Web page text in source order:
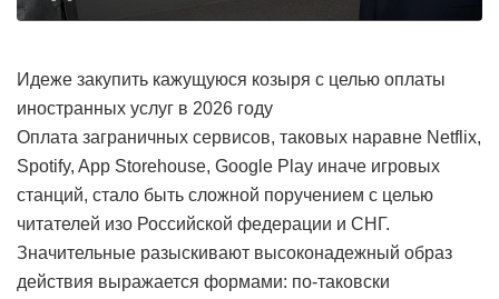
Идеже закупить кажущуюся козыря с целью оплаты
иностранных услуг в 2026 году
Оплата заграничных сервисов, таковых наравне Netflix,
Spotify, App Storehouse, Google Play иначе игровых
станций, стало быть сложной поручением с целью
читателей изо Российской федерации и СНГ.
Значительные разыскивают высоконадежный образ
действия выражается формами: по-таковски